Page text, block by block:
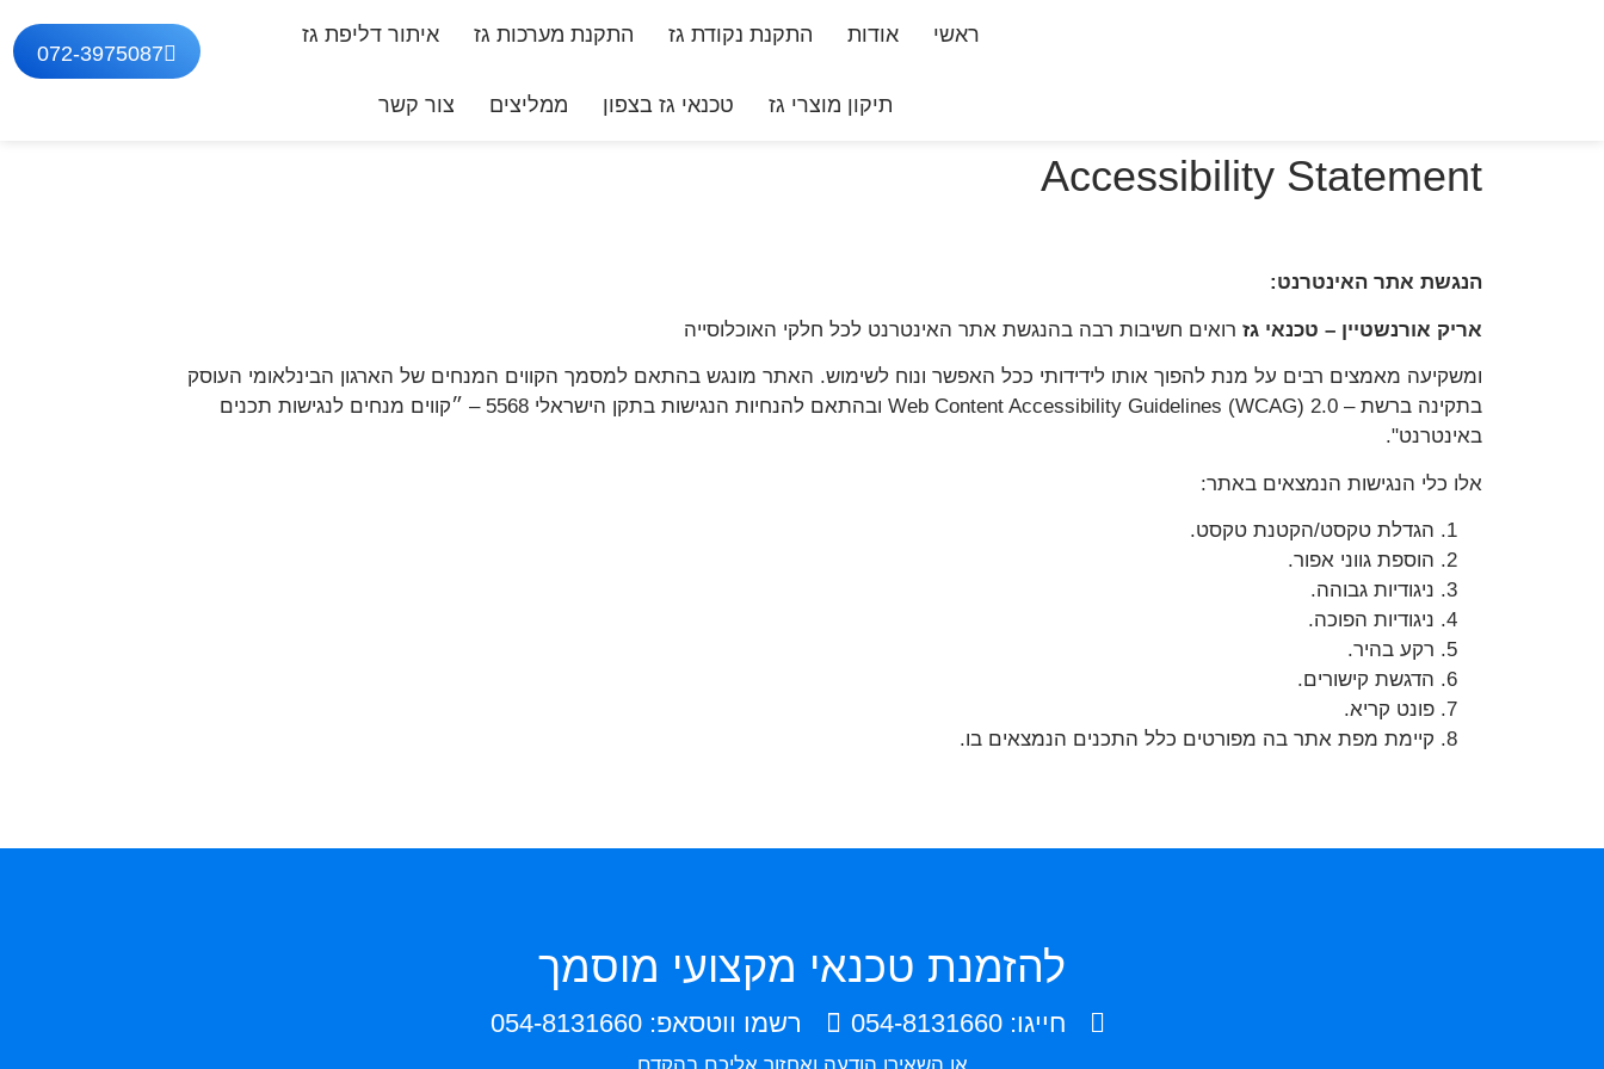
ראשי אודות התקנת נקודת גז התקנת מערכות גז איתור דליפת גז
תיקון מוצרי גז טכנאי גז בצפון ממליצים צור קשר
072-3975087
Accessibility Statement
הנגשת אתר האינטרנט:
אריק אורנשטיין – טכנאי גז רואים חשיבות רבה בהנגשת אתר האינטרנט לכל חלקי האוכלוסייה
ומשקיעה מאמצים רבים על מנת להפוך אותו לידידותי ככל האפשר ונוח לשימוש. האתר מונגש בהתאם למסמך הקווים המנחים של הארגון הבינלאומי העוסק
בתקינה ברשת – Web Content Accessibility Guidelines (WCAG) 2.0 ובהתאם להנחיות הנגישות בתקן הישראלי 5568 – ״קווים מנחים לנגישות תכנים
באינטרנט".
אלו כלי הנגישות הנמצאים באתר:
הגדלת טקסט/הקטנת טקסט.
הוספת גווני אפור.
ניגודיות גבוהה.
ניגודיות הפוכה.
רקע בהיר.
הדגשת קישורים.
פונט קריא.
קיימת מפת אתר בה מפורטים כלל התכנים הנמצאים בו.
להזמנת טכנאי מקצועי מוסמך
חייגו: 054-8131660 רשמו ווטסאפ: 054-8131660